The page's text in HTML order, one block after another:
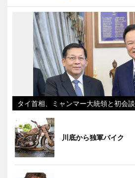
タイ首相、ミャンマー大統領と初会談
川底から独軍バイク